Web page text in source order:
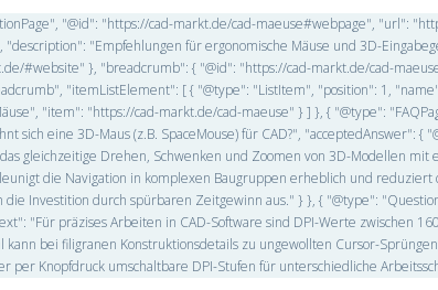
"@id": "https://cad-markt.de/cad-maeuse#webpage", "url":
"Empfehlungen für ergonomische Mäuse und 3D-
#website" }, "breadcrumb": { "@id": "https://cad-markt.de/cad-
"itemListElement": [ { "@type": "ListItem", "position": 1,
"item": "https://cad-markt.de/cad-maeuse" } ] }, { "@type":
sich eine 3D-Maus (z.B. SpaceMouse) für CAD?", "acceptedAnswer": {
gleichzeitige Drehen, Schwenken und Zoomen von 3D-Modellen
die Navigation in komplexen Baugruppen erheblich und reduziert
Investition durch spürbaren Zeitgewinn aus." } }, { "@type":
"Für präzises Arbeiten in CAD-Software sind DPI-Werte zwischen
bei filigranen Konstruktionsdetails zu ungewollten Cursor-
per Knopfdruck umschaltbare DPI-Stufen für unterschiedliche